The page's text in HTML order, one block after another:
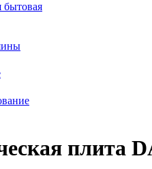
бытовая
плита